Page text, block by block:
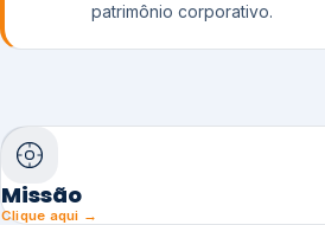
patrimônio corporativo.
Missão
Clique aqui →